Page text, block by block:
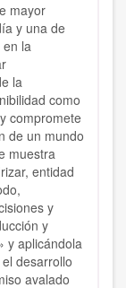
mayor
y una de
en la
la
como
compromete
de un mundo
muestra
entidad
y
y
y aplicándola
desarrollo
avalado